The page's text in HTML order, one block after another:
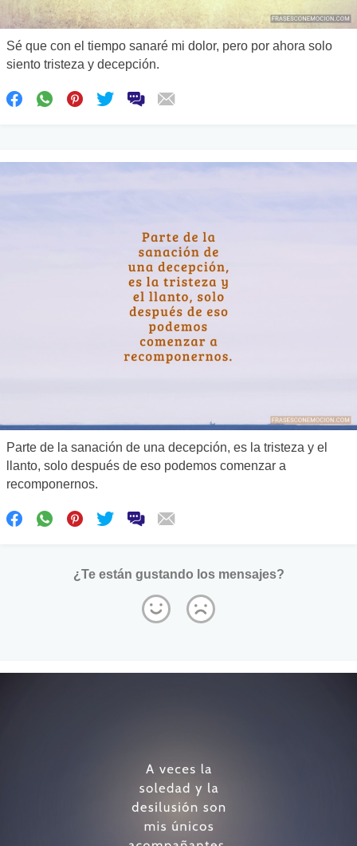
Sé que con el tiempo sanaré mi dolor, pero por ahora solo
siento tristeza y decepción.
Parte de la sanación de una decepción, es la tristeza y el
llanto, solo después de eso podemos comenzar a
recomponernos.
¿Te están gustando los mensajes?